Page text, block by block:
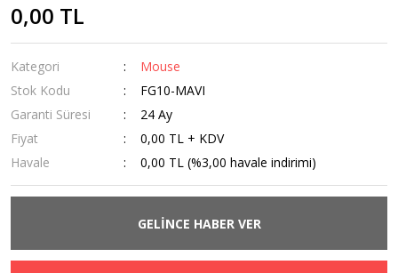
0,00 TL
Kategori
Mouse
Stok Kodu
FG10-MAVI
Garanti Süresi
24 Ay
Fiyat
0,00 TL + KDV
Havale
0,00 TL (%3,00 havale indirimi)
GELİNCE HABER VER